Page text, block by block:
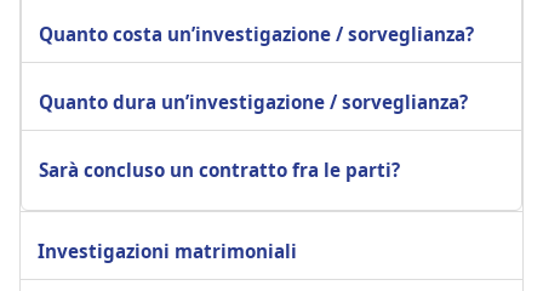
Quanto costa un’investigazione / sorveglianza?
Quanto dura un’investigazione / sorveglianza?
Sarà concluso un contratto fra le parti?
Investigazioni matrimoniali